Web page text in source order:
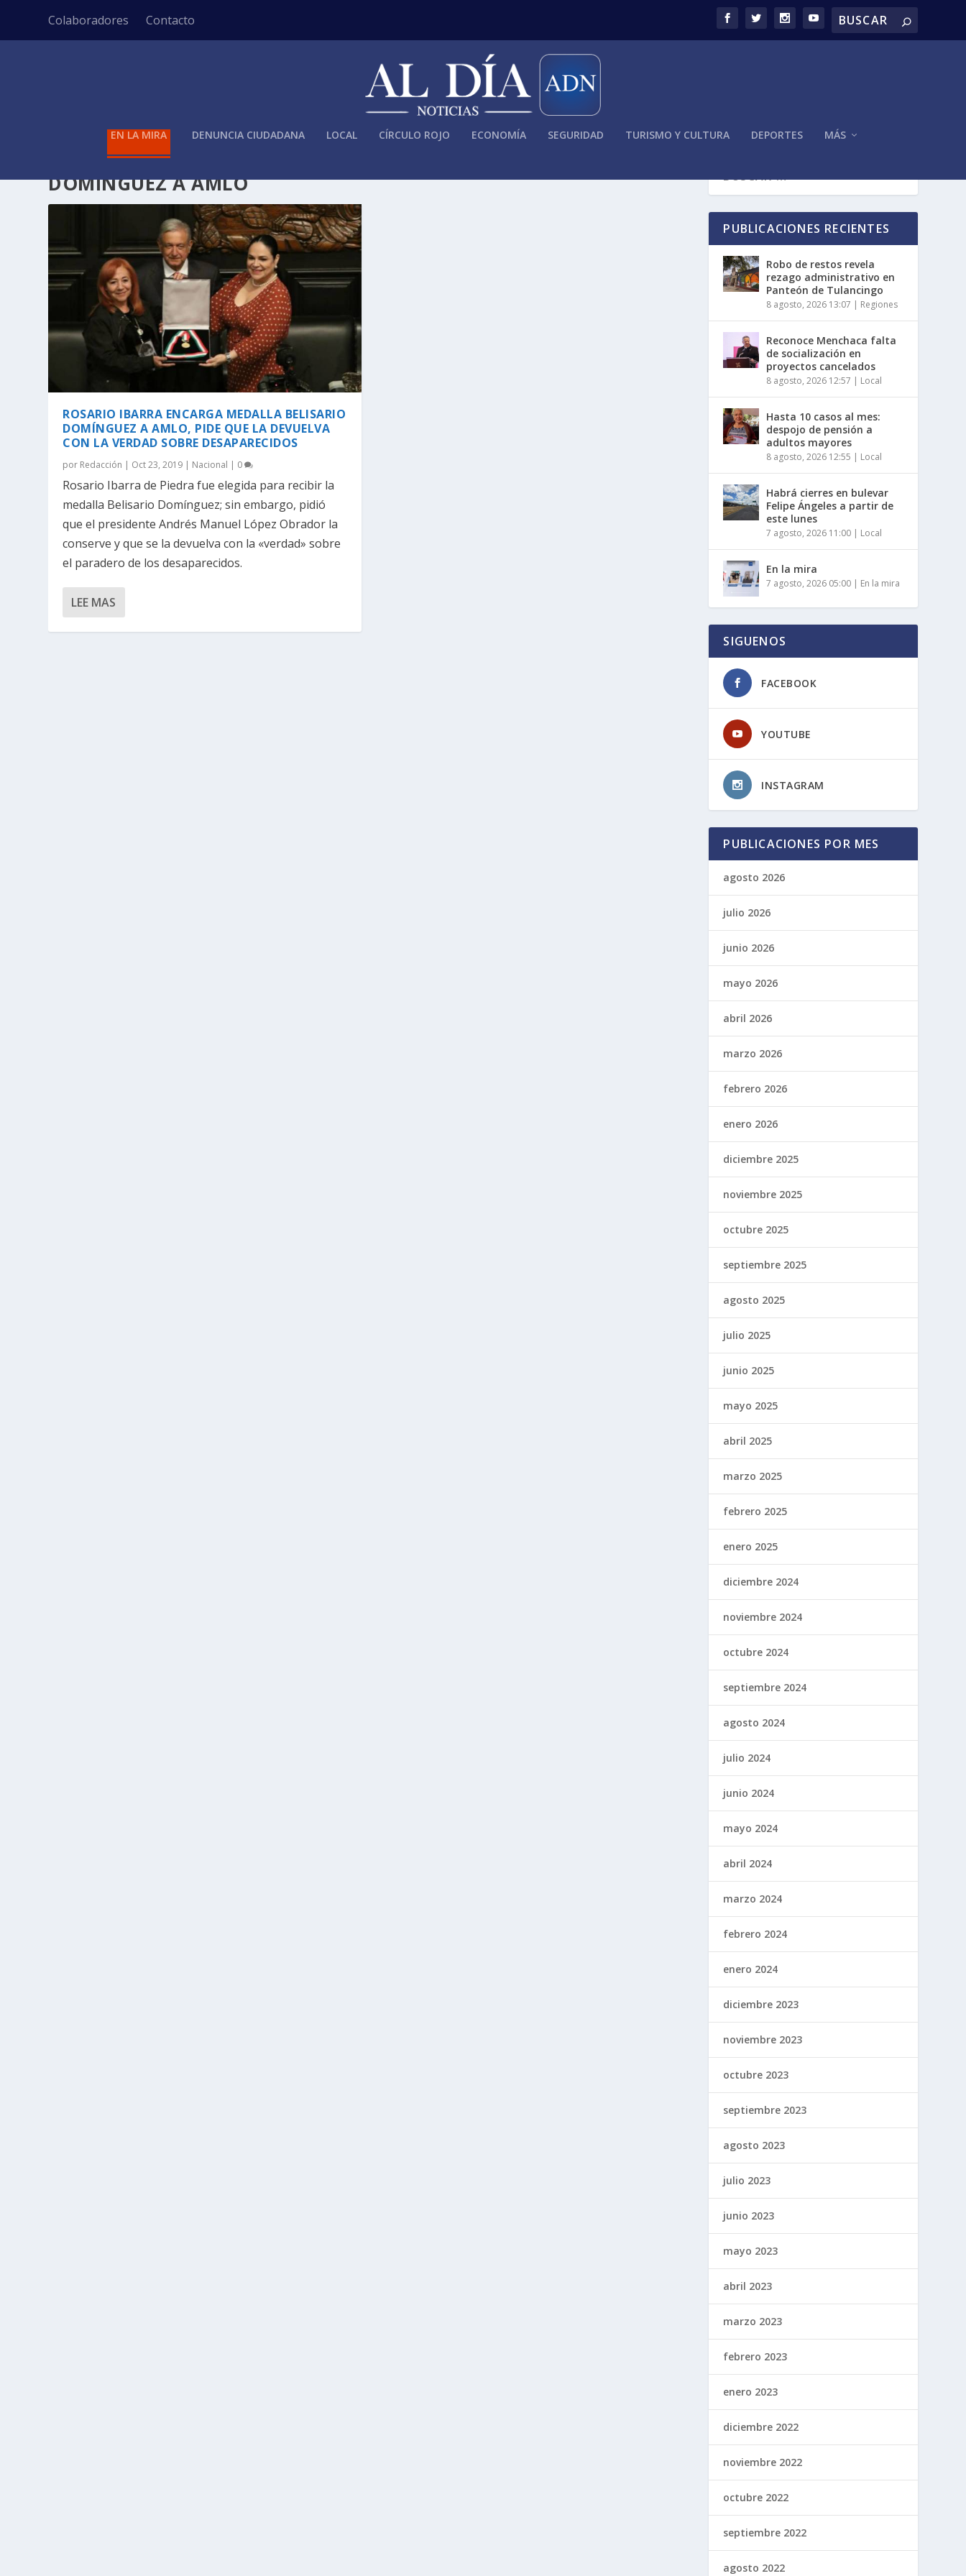
Colaboradores Contacto
EN LA MIRA DENUNCIA CIUDADANA LOCAL CÍRCULO ROJO ECONOMÍA SEGURIDAD TURISMO Y CULTURA DEPORTES MÁS
ETIQUETA:ROSARIO IBARRA ENCARGA MEDALLA BELISARIO
DOMÍNGUEZ A AMLO
ROSARIO IBARRA ENCARGA MEDALLA BELISARIO
DOMÍNGUEZ A AMLO, PIDE QUE LA DEVUELVA
CON LA VERDAD SOBRE DESAPARECIDOS
por Redacción | Oct 23, 2019 | Nacional | 0
Rosario Ibarra de Piedra fue elegida para recibir la
medalla Belisario Domínguez; sin embargo, pidió
que el presidente Andrés Manuel López Obrador la
conserve y que se la devuelva con la «verdad» sobre
el paradero de los desaparecidos.
LEE MAS
PUBLICACIONES RECIENTES
Robo de restos revela
rezago administrativo en
Panteón de Tulancingo
8 agosto, 2026 13:07 | Regiones
Reconoce Menchaca falta
de socialización en
proyectos cancelados
8 agosto, 2026 12:57 | Local
Hasta 10 casos al mes:
despojo de pensión a
adultos mayores
8 agosto, 2026 12:55 | Local
Habrá cierres en bulevar
Felipe Ángeles a partir de
este lunes
7 agosto, 2026 11:00 | Local
En la mira
7 agosto, 2026 05:00 | En la mira
SIGUENOS
FACEBOOK
YOUTUBE
INSTAGRAM
PUBLICACIONES POR MES
agosto 2026
julio 2026
junio 2026
mayo 2026
abril 2026
marzo 2026
febrero 2026
enero 2026
diciembre 2025
noviembre 2025
octubre 2025
septiembre 2025
agosto 2025
julio 2025
junio 2025
mayo 2025
abril 2025
marzo 2025
febrero 2025
enero 2025
diciembre 2024
noviembre 2024
octubre 2024
septiembre 2024
agosto 2024
julio 2024
junio 2024
mayo 2024
abril 2024
marzo 2024
febrero 2024
enero 2024
diciembre 2023
noviembre 2023
octubre 2023
septiembre 2023
agosto 2023
julio 2023
junio 2023
mayo 2023
abril 2023
marzo 2023
febrero 2023
enero 2023
diciembre 2022
noviembre 2022
octubre 2022
septiembre 2022
agosto 2022